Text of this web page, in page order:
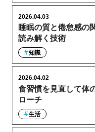
睡眠の質と倦怠感の
読み解く技術
2026.04.03
知識
食習慣を見直して体
ローチ
2026.04.02
生活